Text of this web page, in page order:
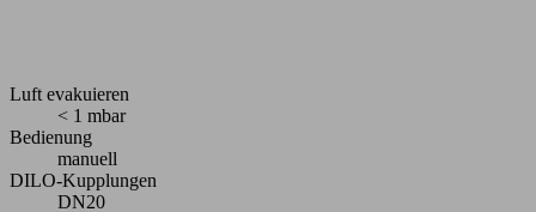
Luft evakuieren
< 1 mbar
Bedienung
manuell
DILO-Kupplungen
DN20